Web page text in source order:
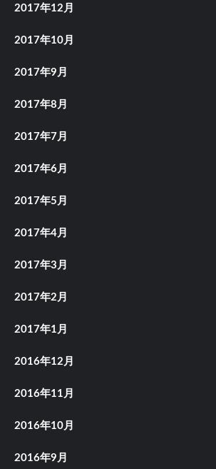
2017年12月
2017年10月
2017年9月
2017年8月
2017年7月
2017年6月
2017年5月
2017年4月
2017年3月
2017年2月
2017年1月
2016年12月
2016年11月
2016年10月
2016年9月